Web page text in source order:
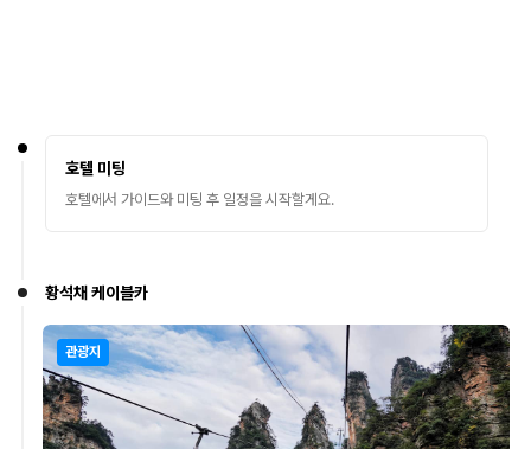
호텔 미팅
호텔에서 가이드와 미팅 후 일정을 시작할게요.
황석채 케이블카
관광지